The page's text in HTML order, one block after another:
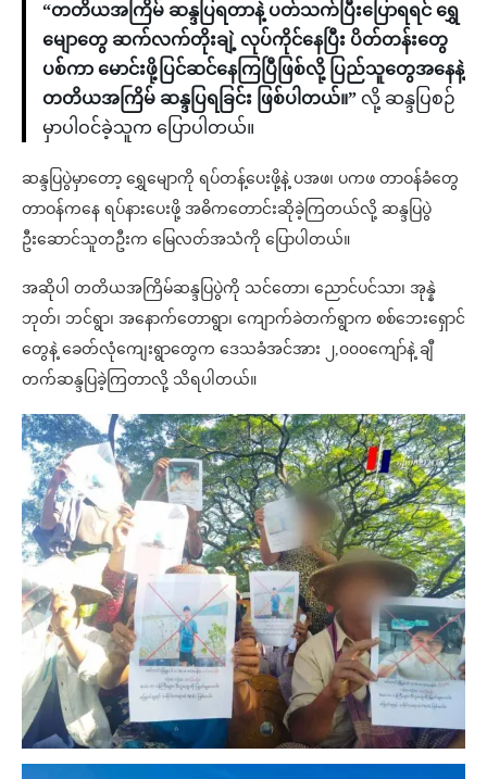
“တတိယအကြိမ် ဆန္ဒပြရတာနဲ့ ပတ်သက်ပြီးပြောရရင် ရွှေ
မျောတွေ ဆက်လက်တိုးချဲ့ လုပ်ကိုင်နေပြီး ပိတ်တန်းတွေ
ပစ်ကာ မောင်းဖို့ပြင်ဆင်နေကြပြီဖြစ်လို့ ပြည်သူတွေအနေနဲ့
တတိယအကြိမ် ဆန္ဒပြရခြင်း ဖြစ်ပါတယ်။” လို့ ဆန္ဒပြစဉ်
မှာပါဝင်ခဲ့သူက ပြောပါတယ်။
ဆန္ဒပြပွဲမှာတော့ ရွှေမျောကို ရပ်တန့်ပေးဖို့နဲ့ ပအဖ၊ ပကဖ တာဝန်ခံတွေ
တာဝန်ကနေ ရပ်နားပေးဖို့ အဓိကတောင်းဆိုခဲ့ကြတယ်လို့ ဆန္ဒပြပွဲ
ဦးဆောင်သူတဦးက မြေလတ်အသံကို ပြောပါတယ်။
အဆိုပါ တတိယအကြိမ်ဆန္ဒပြပွဲကို သင်တော၊ ညောင်ပင်သာ၊ အုန္နဲ
ဘုတ်၊ ဘင်ရွာ၊ အနောက်တောရွာ၊ ကျောက်ခဲတက်ရွာက စစ်ဘေးရှောင်
တွေနဲ့ ခေတ်လုံကျေးရွာတွေက ဒေသခံအင်အား ၂,၀၀၀ကျော်နဲ့ ချီ
တက်ဆန္ဒပြခဲ့ကြတာလို့ သိရပါတယ်။